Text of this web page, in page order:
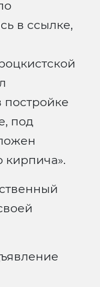
в ссылке,
постройке
под
кирпича».